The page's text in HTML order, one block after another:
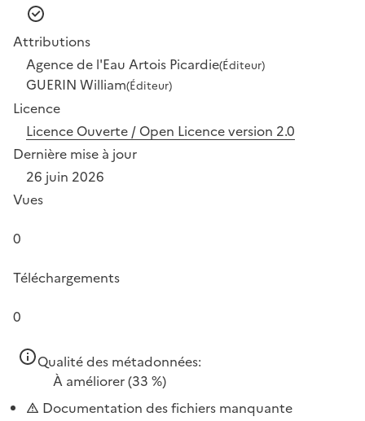
Attributions
Agence de l'Eau Artois Picardie(Éditeur)
GUERIN William(Éditeur)
Licence
Licence Ouverte / Open Licence version 2.0
Dernière mise à jour
26 juin 2026
Vues
0
Téléchargements
0
Qualité des métadonnées:
À améliorer(33 %)
Documentation des fichiers manquante